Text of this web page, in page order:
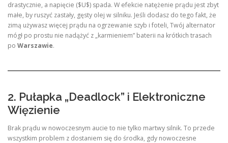
drastycznie, a napięcie ($U$) spada. W efekcie natężenie prądu jest zbyt
małe, by ruszyć zastały, gęsty olej w silniku. Jeśli dodasz do tego fakt, że
zimą używasz więcej prądu na ogrzewanie szyb i foteli, Twój alternator
mógł po prostu nie nadążyć z „karmieniem” baterii na krótkich trasach
po Warszawie.
2. Pułapka „Deadlock” i Elektroniczne
Więzienie
Brak prądu w nowoczesnym aucie to nie tylko martwy silnik. To przede
wszystkim problem z dostaniem się do środka, gdy nowoczesne